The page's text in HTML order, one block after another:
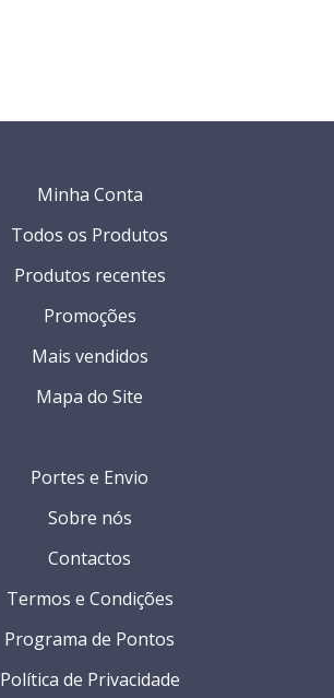
Portes e Envio
Sobre nós
Contactos
Termos e Condições
Programa de Pontos
Política de Privacidade
Minha Conta
Todos os Produtos
Produtos recentes
Promoções
Mais vendidos
Mapa do Site